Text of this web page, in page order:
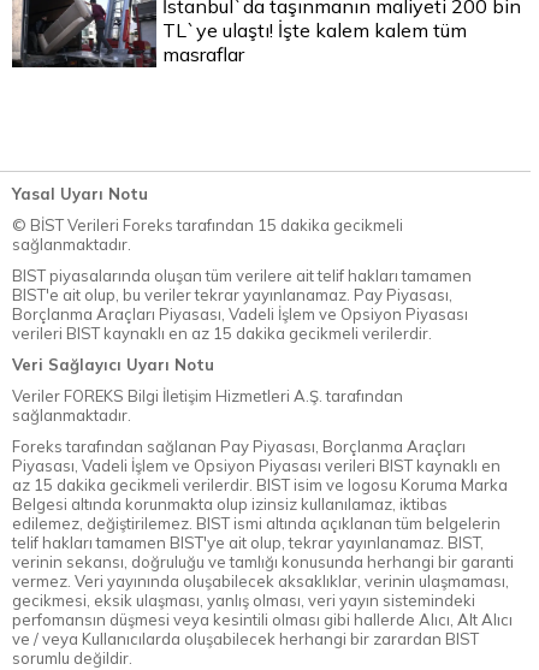
İstanbul`da taşınmanın maliyeti 200 bin
TL`ye ulaştı! İşte kalem kalem tüm
masraflar
Yasal Uyarı Notu
© BİST Verileri Foreks tarafından 15 dakika gecikmeli
sağlanmaktadır.
BIST piyasalarında oluşan tüm verilere ait telif hakları tamamen
BIST'e ait olup, bu veriler tekrar yayınlanamaz. Pay Piyasası,
Borçlanma Araçları Piyasası, Vadeli İşlem ve Opsiyon Piyasası
verileri BIST kaynaklı en az 15 dakika gecikmeli verilerdir.
Veri Sağlayıcı Uyarı Notu
Veriler FOREKS Bilgi İletişim Hizmetleri A.Ş. tarafından
sağlanmaktadır.
Foreks tarafından sağlanan Pay Piyasası, Borçlanma Araçları
Piyasası, Vadeli İşlem ve Opsiyon Piyasası verileri BIST kaynaklı en
az 15 dakika gecikmeli verilerdir. BIST isim ve logosu Koruma Marka
Belgesi altında korunmakta olup izinsiz kullanılamaz, iktibas
edilemez, değiştirilemez. BIST ismi altında açıklanan tüm belgelerin
telif hakları tamamen BIST'ye ait olup, tekrar yayınlanamaz. BIST,
verinin sekansı, doğruluğu ve tamlığı konusunda herhangi bir garanti
vermez. Veri yayınında oluşabilecek aksaklıklar, verinin ulaşmaması,
gecikmesi, eksik ulaşması, yanlış olması, veri yayın sistemindeki
perfomansın düşmesi veya kesintili olması gibi hallerde Alıcı, Alt Alıcı
ve / veya Kullanıcılarda oluşabilecek herhangi bir zarardan BIST
sorumlu değildir.